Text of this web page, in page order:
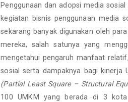
Content
Penggunaan dan adopsi media
kegiatan bisnis penggunaan media
sekarang banyak digunakan oleh
mereka, salah satunya yang
mengetahui pengaruh manfaat
sosial serta dampaknya bagi kinerja
(Partial Least Square – Structural
100 UMKM yang berada di 3